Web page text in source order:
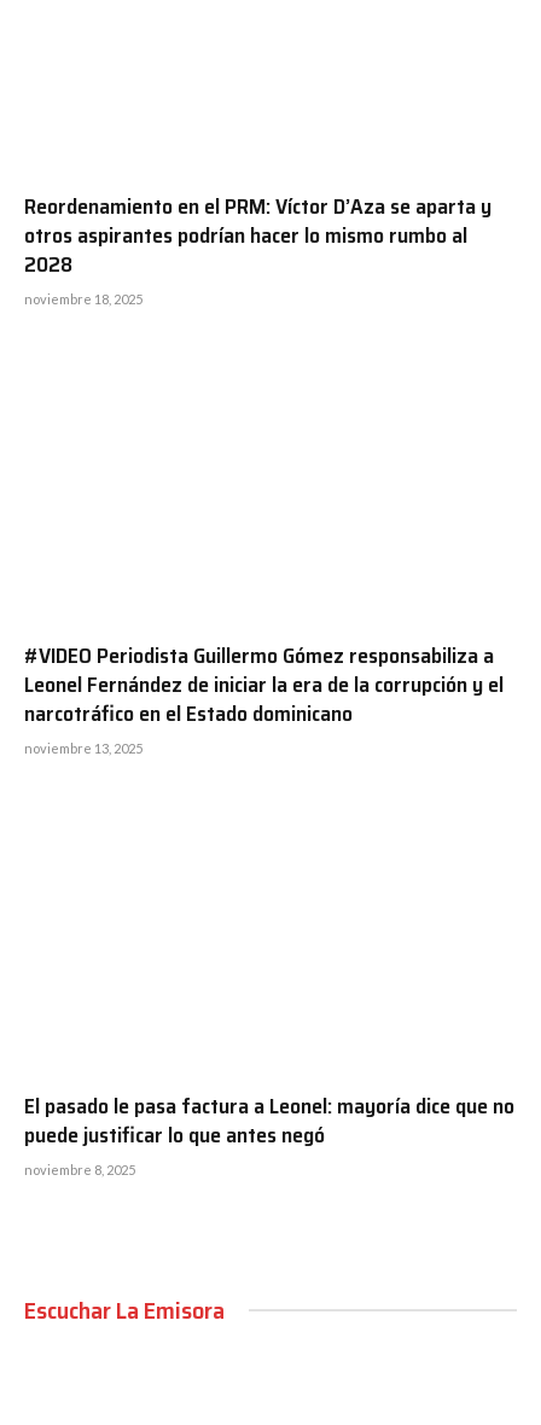
Reordenamiento en el PRM: Víctor D’Aza se aparta y
otros aspirantes podrían hacer lo mismo rumbo al
2028
noviembre 18, 2025
#VIDEO Periodista Guillermo Gómez responsabiliza a
Leonel Fernández de iniciar la era de la corrupción y el
narcotráfico en el Estado dominicano
noviembre 13, 2025
El pasado le pasa factura a Leonel: mayoría dice que no
puede justificar lo que antes negó
noviembre 8, 2025
Escuchar La Emisora